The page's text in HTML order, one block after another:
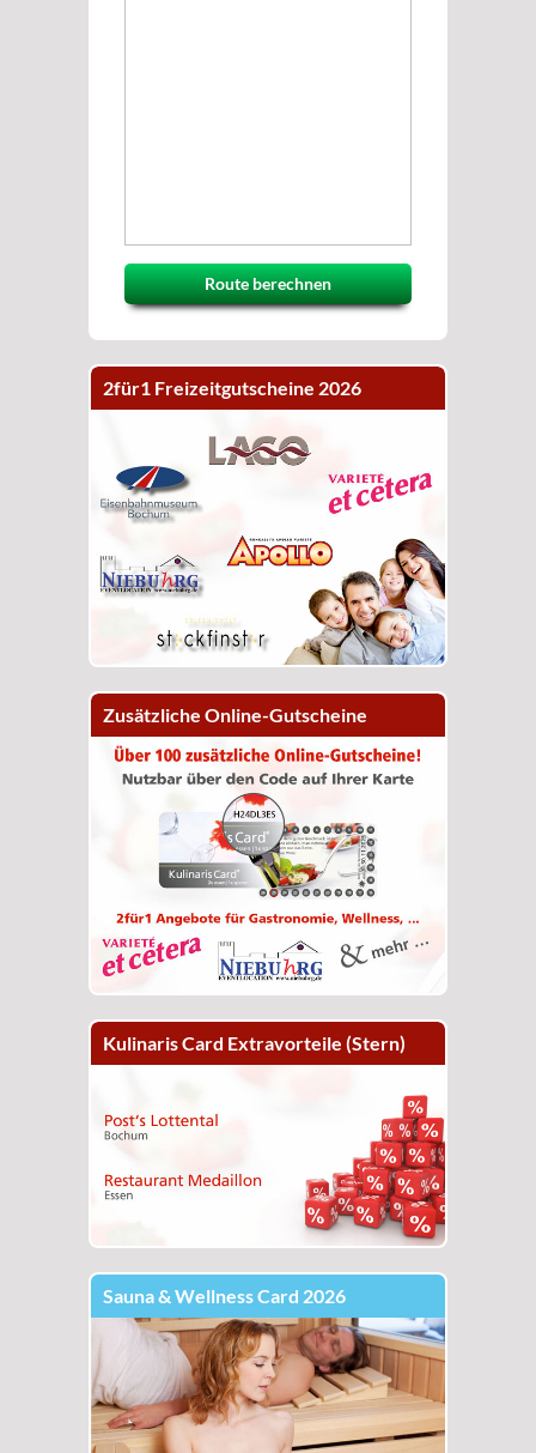
Route berechnen
2für1 Freizeitgutscheine 2026
Zusätzliche Online-Gutscheine
Kulinaris Card Extravorteile (Stern)
Sauna & Wellness Card 2026